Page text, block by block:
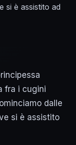
si è assistito ad
fra i cugini
dalle
si è assistito